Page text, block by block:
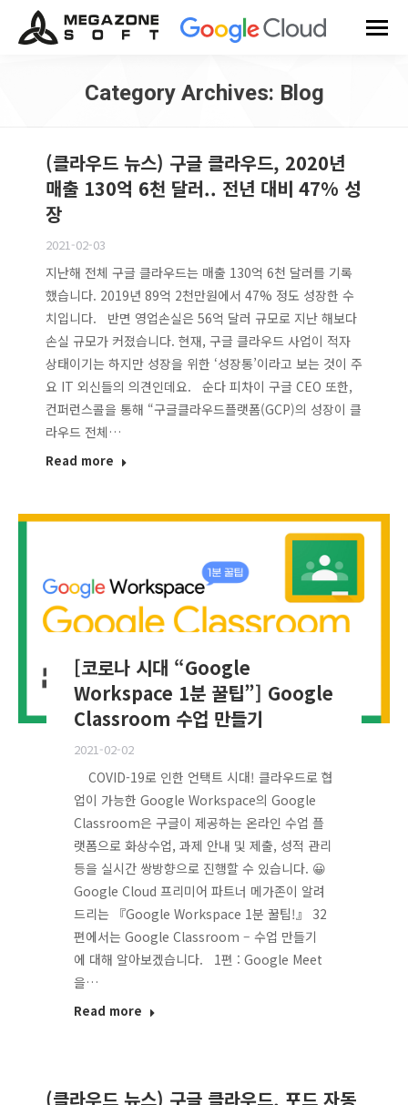
Category Archives: Blog
(클라우드 뉴스) 구글 클라우드, 2020년
매출 130억 6천 달러.. 전년 대비 47% 성
장
2021-02-03
지난해 전체 구글 클라우드는 매출 130억 6천 달러를 기록
했습니다. 2019년 89억 2천만원에서 47% 정도 성장한 수
치입니다. 반면 영업손실은 56억 달러 규모로 지난 해보다
손실 규모가 커졌습니다. 현재, 구글 클라우드 사업이 적자
상태이기는 하지만 성장을 위한 ‘성장통’이라고 보는 것이 주
요 IT 외신들의 의견인데요. 순다 피차이 구글 CEO 또한,
컨퍼런스콜을 통해 “구글클라우드플랫폼(GCP)의 성장이 클
라우드 전체…
Read more
[코로나 시대 “Google
Workspace 1분 꿀팁”] Google
Classroom 수업 만들기
2021-02-02
COVID-19로 인한 언택트 시대! 클라우드로 협
업이 가능한 Google Workspace의 Google
Classroom은 구글이 제공하는 온라인 수업 플
랫폼으로 화상수업, 과제 안내 및 제출, 성적 관리
등을 실시간 쌍방향으로 진행할 수 있습니다. 😀
Google Cloud 프리미어 파트너 메가존이 알려
드리는 『Google Workspace 1분 꿀팁!』 32
편에서는 Google Classroom – 수업 만들기
에 대해 알아보겠습니다. 1편 : Google Meet
을…
Read more
(클라우드 뉴스) 구글 클라우드, 포드 자동